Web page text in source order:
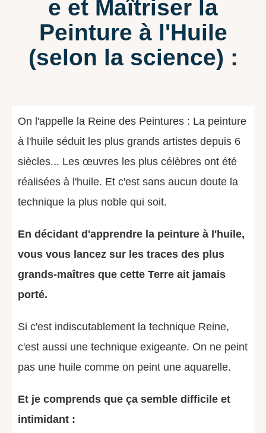
e et Maîtriser la
Peinture à l'Huile
(selon la science) :
On l'appelle la Reine des Peintures : La peinture
à l'huile séduit les plus grands artistes depuis 6
siècles... Les œuvres les plus célèbres ont été
réalisées à l'huile. Et c'est sans aucun doute la
technique la plus noble qui soit.
En décidant d'apprendre la peinture à l'huile,
vous vous lancez sur les traces des plus
grands-maîtres que cette Terre ait jamais
porté.
Si c'est indiscutablement la technique Reine,
c'est aussi une technique exigeante. On ne peint
pas une huile comme on peint une aquarelle.
Et je comprends que ça semble difficile et
intimidant :